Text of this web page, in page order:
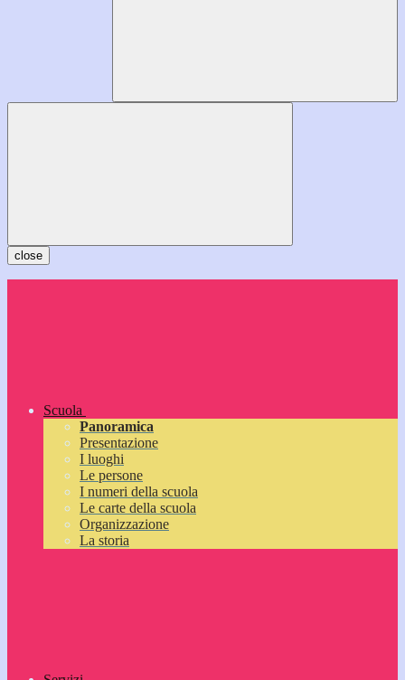
close
Scuola
Panoramica
Presentazione
I luoghi
Le persone
I numeri della scuola
Le carte della scuola
Organizzazione
La storia